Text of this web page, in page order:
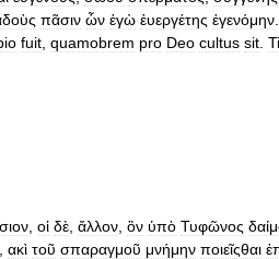
πᾶσιν ὧν ἐγὼ ἐυεργέτης ἐγενόμην
fuit quamobrem pro Deo cultus sit
οἱ δὲ ἄλλον ὃν ὑπὸ Τυφῶνος
ακὶ τοῦ σπαραγμοῦ μνήμην ποιεῖςθαι